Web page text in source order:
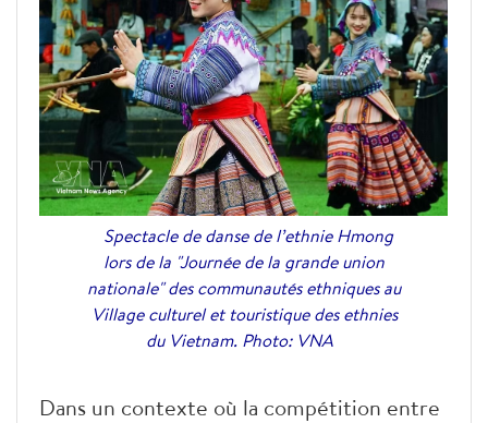
Spectacle de danse de l’ethnie Hmong
lors de la "Journée de la grande union
nationale" des communautés ethniques au
Village culturel et touristique des ethnies
du Vietnam. Photo: VNA
Dans un contexte où la compétition entre